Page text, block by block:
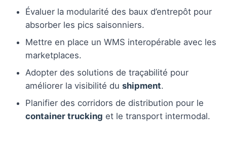
Évaluer la modularité des baux d’entrepôt pour
absorber les pics saisonniers.
Mettre en place un WMS interopérable avec les
marketplaces.
Adopter des solutions de traçabilité pour
améliorer la visibilité du shipment.
Planifier des corridors de distribution pour le
container trucking et le transport intermodal.